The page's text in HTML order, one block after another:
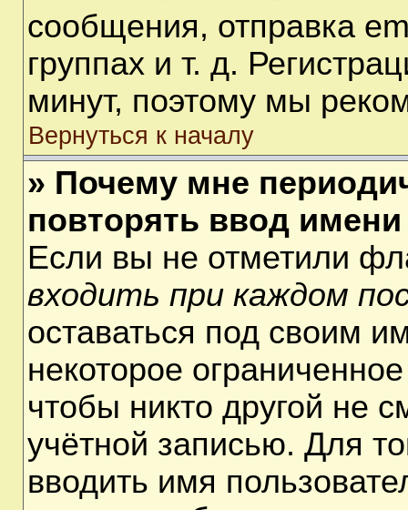
сообщения, отправка
группах и т. д.
минут, поэтому мы
Вернуться к началу
» Почему мне
повторять ввод
Если вы не отметили
входить при каждом
оставаться под своим
некоторое
чтобы никто другой не
учётной записью. Для
вводить имя